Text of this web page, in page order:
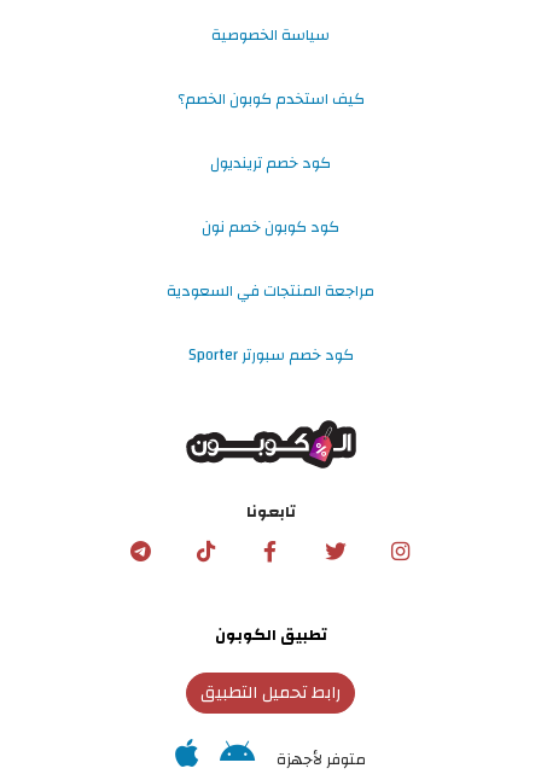
سياسة الخصوصية
كيف استخدم كوبون الخصم؟
كود خصم ترينديول
كود كوبون خصم نون
مراجعة المنتجات في السعودية
كود خصم سبورتر Sporter
تابعونا
تطبيق الكوبون
رابط تحميل التطبيق
متوفر لأجهزة